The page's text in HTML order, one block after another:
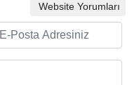
Website Yorumları